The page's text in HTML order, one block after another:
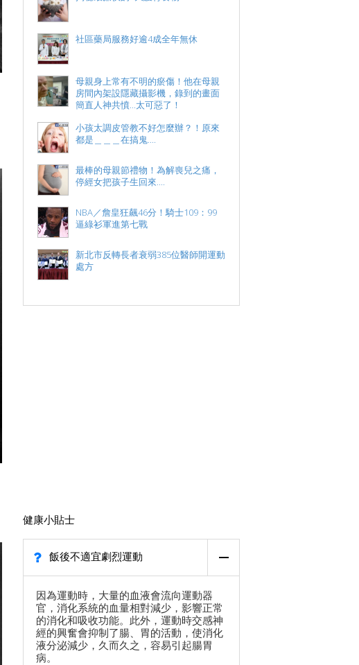
社區藥局服務好逾4成全年無休
母親身上常有不明的瘀傷！他在母親
房間內架設隱藏攝影機，錄到的畫面
簡直人神共憤...太可惡了！
小孩太調皮管教不好怎麼辦？！原來
都是＿＿＿在搞鬼....
最棒的母親節禮物！為解喪兒之痛，
停經女把孩子生回來....
NBA／詹皇狂飆46分！騎士109：99
逼綠衫軍進第七戰
新北市反轉長者衰弱385位醫師開運動
處方
健康小貼士
飯後不適宜劇烈運動
因為運動時，大量的血液會流向運動器
官，消化系統的血量相對減少，影響正常
的消化和吸收功能。此外，運動時交感神
經的興奮會抑制了腸、胃的活動，使消化
液分泌減少，久而久之，容易引起腸胃
病。